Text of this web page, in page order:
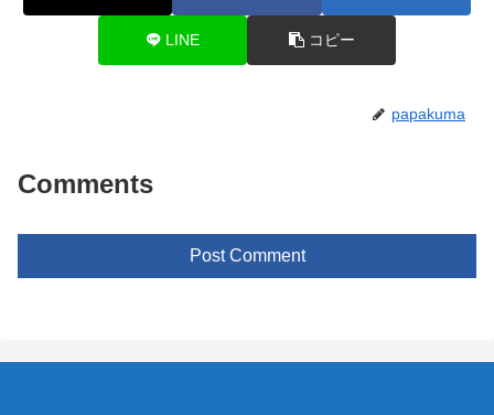
LINE コピー
papakuma
Comments
Post Comment